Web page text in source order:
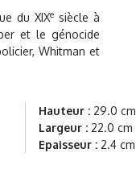
du XIXe siècle à
et le génocide
Whitman et
Hauteur : 29.0 cm
Largeur : 22.0 cm
Epaisseur : 2.4 cm